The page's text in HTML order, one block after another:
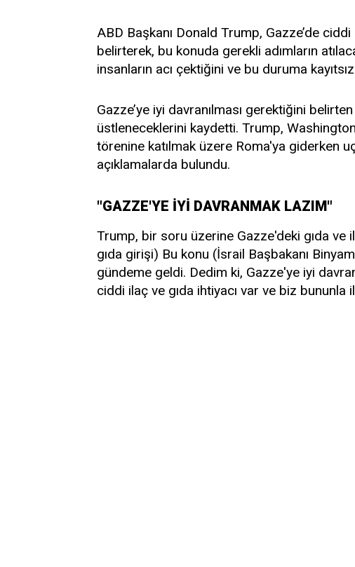
ABD Başkanı Donald Trump, Gazze’de
belirterek, bu konuda gerekli adımların
insanların acı çektiğini ve bu duruma
Gazze’ye iyi davranılması gerektiğini
üstleneceklerini kaydetti. Trump,
törenine katılmak üzere Roma'ya giderken
açıklamalarda bulundu.
"GAZZE'YE İYİ DAVRANMAK LAZIM"
Trump, bir soru üzerine Gazze'deki gıda ve
gıda girişi) Bu konu (İsrail Başbakanı
gündeme geldi. Dedim ki, Gazze'ye iyi
ciddi ilaç ve gıda ihtiyacı var ve biz bununla